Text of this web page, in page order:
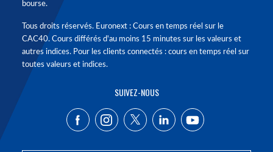
bourse.
Tous droits réservés. Euronext : Cours en temps réel sur le
CAC40. Cours différés d'au moins 15 minutes sur les valeurs et
autres indices. Pour les clients connectés : cours en temps réel sur
toutes valeurs et indices.
SUIVEZ-NOUS